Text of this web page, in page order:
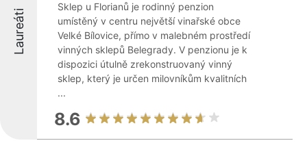
Laureáti
Sklep u Florianů je rodinný penzion
umístěný v centru největší vinařské obce
Velké Bílovice, přímo v malebném prostředí
vinných sklepů Belegrady. V penzionu je k
dispozici útulně zrekonstruovaný vinný
sklep, který je určen milovníkům kvalitních
...
8.6